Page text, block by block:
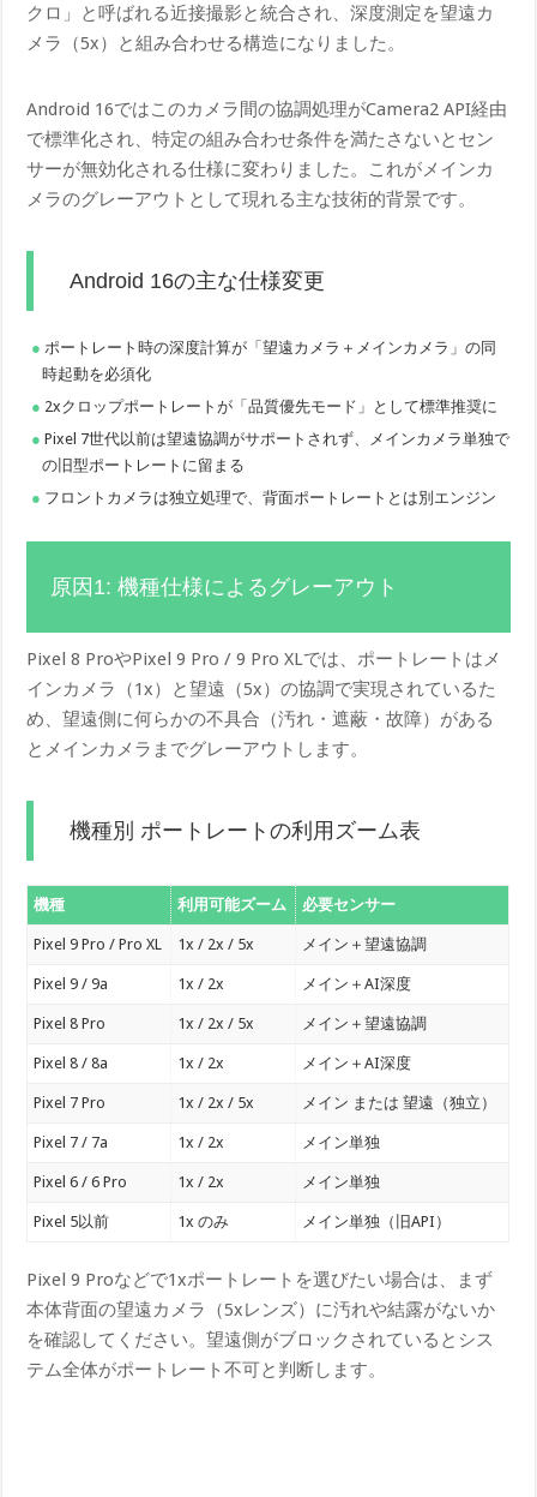
クロ」と呼ばれる近接撮影と統合され、深度測定を望遠カ
メラ（5x）と組み合わせる構造になりました。
Android 16ではこのカメラ間の協調処理がCamera2 API経由
で標準化され、特定の組み合わせ条件を満たさないとセン
サーが無効化される仕様に変わりました。これがメインカ
メラのグレーアウトとして現れる主な技術的背景です。
Android 16の主な仕様変更
ポートレート時の深度計算が「望遠カメラ＋メインカメラ」の同
時起動を必須化
2xクロップポートレートが「品質優先モード」として標準推奨に
Pixel 7世代以前は望遠協調がサポートされず、メインカメラ単独で
の旧型ポートレートに留まる
フロントカメラは独立処理で、背面ポートレートとは別エンジン
原因1: 機種仕様によるグレーアウト
Pixel 8 ProやPixel 9 Pro / 9 Pro XLでは、ポートレートはメ
インカメラ（1x）と望遠（5x）の協調で実現されているた
め、望遠側に何らかの不具合（汚れ・遮蔽・故障）がある
とメインカメラまでグレーアウトします。
機種別 ポートレートの利用ズーム表
機種 利用可能ズーム 必要センサー
Pixel 9 Pro / Pro XL 1x / 2x / 5x メイン＋望遠協調
Pixel 9 / 9a 1x / 2x メイン＋AI深度
Pixel 8 Pro 1x / 2x / 5x メイン＋望遠協調
Pixel 8 / 8a 1x / 2x メイン＋AI深度
Pixel 7 Pro 1x / 2x / 5x メイン または 望遠（独立）
Pixel 7 / 7a 1x / 2x メイン単独
Pixel 6 / 6 Pro 1x / 2x メイン単独
Pixel 5以前 1x のみ メイン単独（旧API）
Pixel 9 Proなどで1xポートレートを選びたい場合は、まず
本体背面の望遠カメラ（5xレンズ）に汚れや結露がないか
を確認してください。望遠側がブロックされているとシス
テム全体がポートレート不可と判断します。